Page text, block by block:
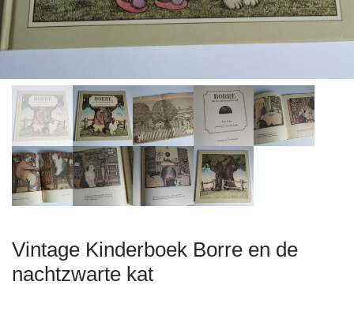
Vintage Kinderboek Borre en de
nachtzwarte kat